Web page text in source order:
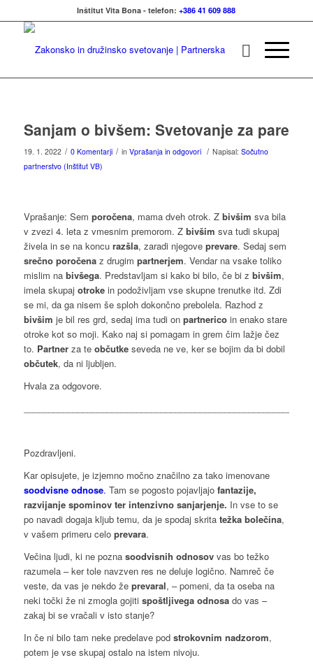
Inštitut Vita Bona - telefon:+386 41 609 888
Sanjam o bivšem: Svetovanje za pare
19. 1. 2022 / 0 Komentarji / in Vprašanja in odgovori / Napisal: Sočutno
partnerstvo (Inštitut VB)
Vprašanje: Sem poročena, mama dveh otrok. Z bivšim sva bila
v zvezi 4. leta z vmesnim premorom. Z bivšim sva tudi skupaj
živela in se na koncu razšla, zaradi njegove prevare. Sedaj sem
srečno poročenaz drugim partnerjem. Vendar na vsake toliko
mislim na bivšega. Predstavljam si kako bi bilo, če bi z bivšim,
imela skupaj otrokein podoživljam vse skupne trenutke itd. Zdi
se mi, da ga nisem še sploh dokončno prebolela. Razhod z
bivšim je bil res grd, sedaj ima tudi on partnericoin enako stare
otroke kot so moji. Kako naj si pomagam in grem čim lažje čez
to. Partnerza te občutkeseveda ne ve, ker se bojim da bi dobil
občutek, da ni ljubljen.
Hvala za odgovore.
Pozdravljeni.
Kar opisujete, je izjemno močno značilno za tako imenovane
soodvisne odnose. Tam se pogosto pojavljajo fantazije,
razvijanje spominov ter intenzivno sanjarjenje. In vse to se
po navadi dogaja kljub temu, da je spodaj skritatežka bolečina,
v vašem primeru celo prevara.
Večina ljudi, ki ne pozna soodvisnih odnosovvas bo težko
razumela – ker tole navzven res ne deluje logično. Namreč če
veste, da vas je nekdo že prevaral, – pomeni, da ta oseba na
neki točki že ni zmogla gojiti spoštljivega odnosado vas –
zakaj bi se vračali v isto stanje?
In če ni bilo tam neke predelave pod strokovnim nadzorom,
potem je vse skupaj ostalo na istem nivoju.